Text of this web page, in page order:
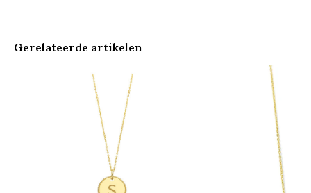
Gerelateerde artikelen